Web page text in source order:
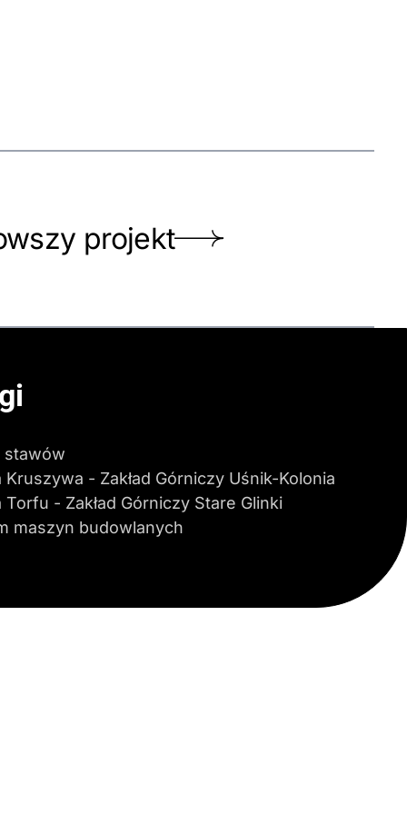
projekt
stawów
Kruszywa - Zakład Górniczy Uśnik-Kolonia
Torfu - Zakład Górniczy Stare Glinki
maszyn budowlanych